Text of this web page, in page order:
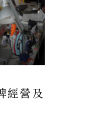
經營及